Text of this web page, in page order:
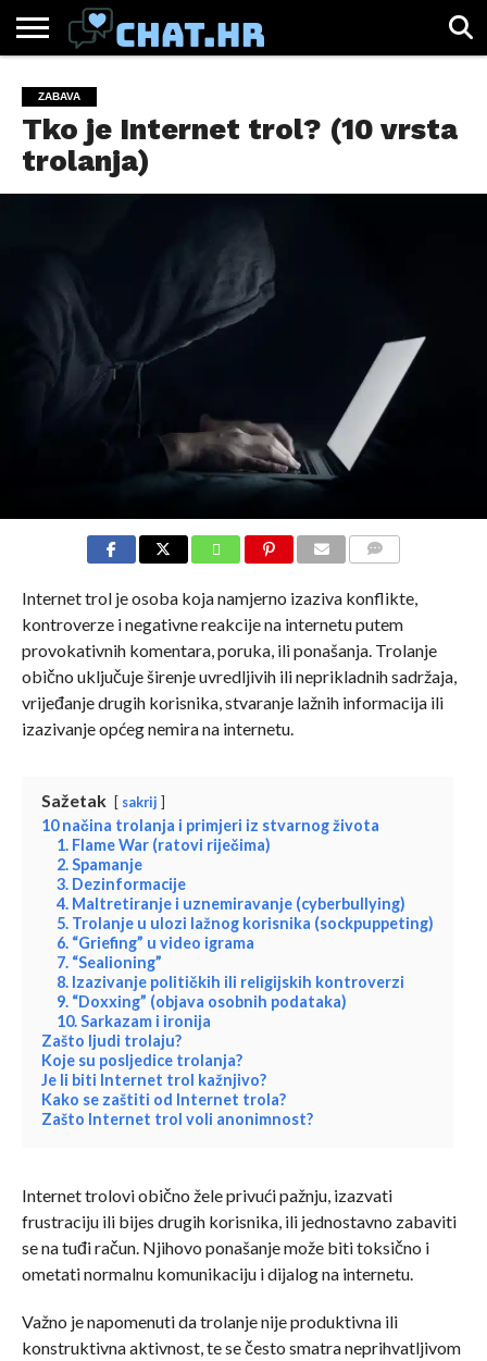
CHAT.HR
ZABAVA
ŽIVOT
VIRALNO
ZABAVA
Tko je Internet trol? (10 vrsta
trolanja)
Internet trol je osoba koja namjerno izaziva konflikte,
kontroverze i negativne reakcije na internetu putem
provokativnih komentara, poruka, ili ponašanja. Trolanje
obično uključuje širenje uvredljivih ili neprikladnih sadržaja,
vrijeđanje drugih korisnika, stvaranje lažnih informacija ili
izazivanje općeg nemira na internetu.
Sažetak sakrij
10 načina trolanja i primjeri iz stvarnog života
1. Flame War (ratovi riječima)
2. Spamanje
3. Dezinformacije
4. Maltretiranje i uznemiravanje (cyberbullying)
5. Trolanje u ulozi lažnog korisnika (sockpuppeting)
6. “Griefing” u video igrama
7. “Sealioning”
8. Izazivanje političkih ili religijskih kontroverzi
9. “Doxxing” (objava osobnih podataka)
10. Sarkazam i ironija
Zašto ljudi trolaju?
Koje su posljedice trolanja?
Je li biti Internet trol kažnjivo?
Kako se zaštiti od Internet trola?
Zašto Internet trol voli anonimnost?
Internet trolovi obično žele privući pažnju, izazvati
frustraciju ili bijes drugih korisnika, ili jednostavno zabaviti
se na tuđi račun. Njihovo ponašanje može biti toksično i
ometati normalnu komunikaciju i dijalog na internetu.
Važno je napomenuti da trolanje nije produktivna ili
konstruktivna aktivnost, te se često smatra neprihvatljivom